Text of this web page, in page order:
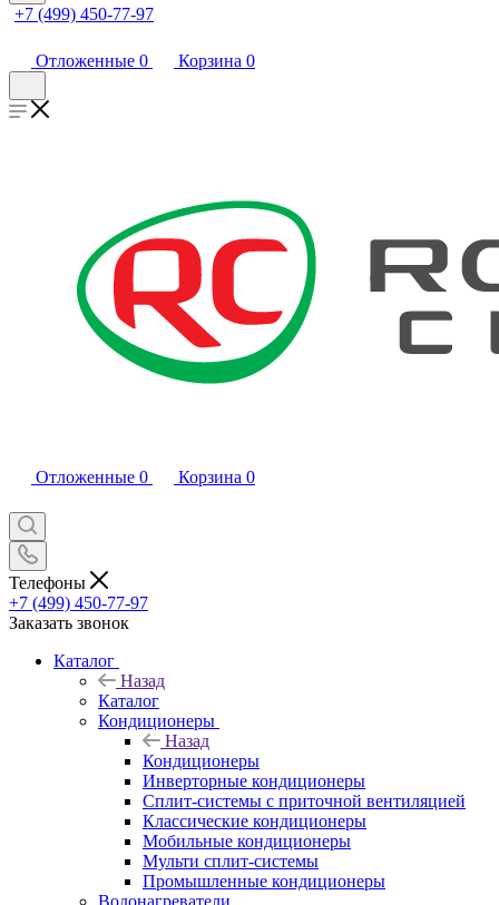
+7 (499) 450-77-97
Отложенные 0 Корзина 0
Отложенные 0 Корзина 0
Телефоны
+7 (499) 450-77-97
Заказать звонок
Каталог
Назад
Каталог
Кондиционеры
Назад
Кондиционеры
Инверторные кондиционеры
Сплит-системы с приточной вентиляцией
Классические кондиционеры
Мобильные кондиционеры
Мульти сплит-системы
Промышленные кондиционеры
Водонагреватели